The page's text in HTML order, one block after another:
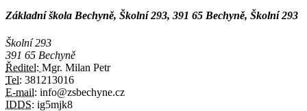
Základní škola Bechyně, Školní 293, 391 65 Bechyně, Školní 293
Školní 293
391 65 Bechyně
Ředitel: Mgr. Milan Petr
Tel: 381213016
E-mail: info@zsbechyne.cz
IDDS: ig5mjk8